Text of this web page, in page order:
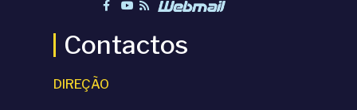
Contactos
DIREÇÃO